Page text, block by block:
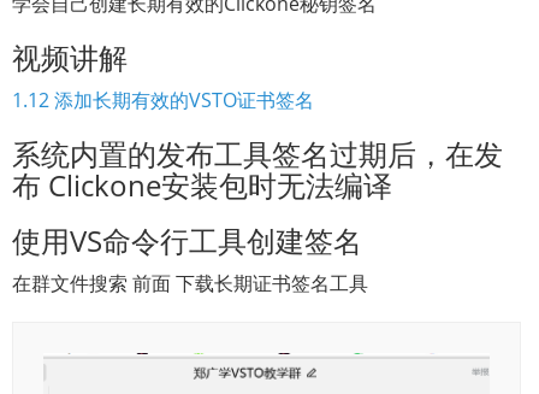
视频讲解
1.12 添加长期有效的VSTO证书签名
系统内置的发布工具签名过期后，在发
布 Clickone安装包时无法编译
使用VS命令行工具创建签名
在群文件搜索 前面 下载长期证书签名工具